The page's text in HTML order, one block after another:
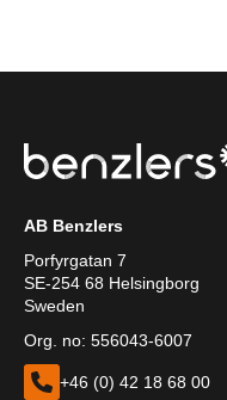
AB Benzlers
Porfyrgatan 7
SE-254 68 Helsingborg
Sweden
Org. no: 556043-6007
+46 (0) 42 18 68 00